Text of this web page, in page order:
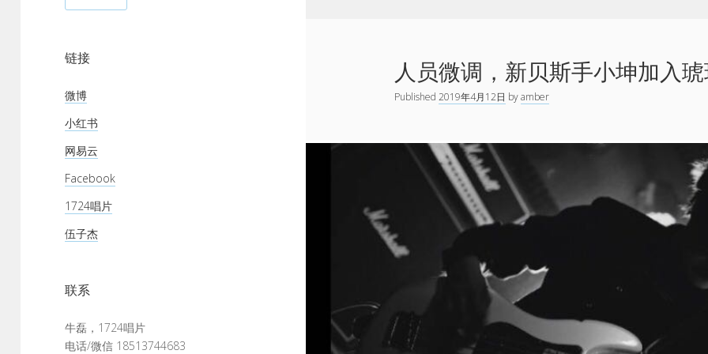
链接
微博
小红书
网易云
Facebook
1724唱片
伍子杰
联系
牛磊，1724唱片
电话/微信 18513744683
人员微调，新贝斯手小坤加入
Published2019年4月12日 byamber